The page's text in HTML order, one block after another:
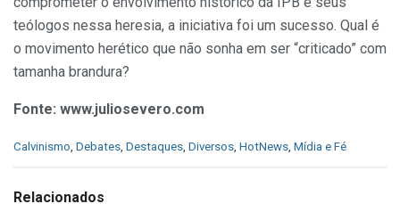
teólogos nessa heresia, a iniciativa foi um sucesso. Qual é
o movimento herético que não sonha em ser “criticado” com
tamanha brandura?
Fonte: www.juliosevero.com
C
e
Calvinismo Debates Destaques Diversos HotNews Mídia e Fé
Relacionados